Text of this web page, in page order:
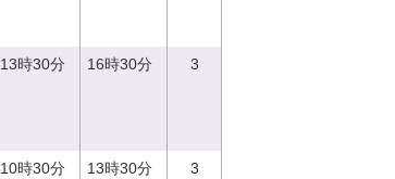
13時30分 16時30分 3
10時30分 13時30分 3